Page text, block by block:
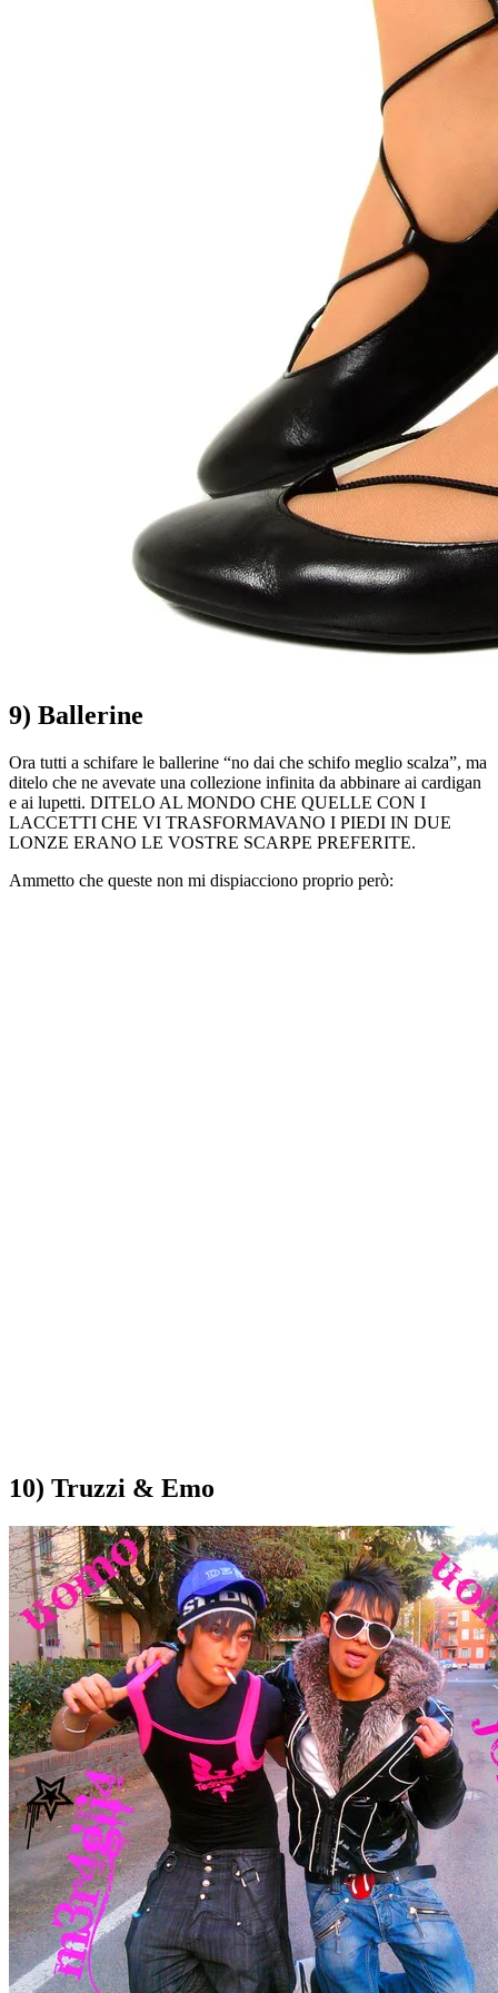
9) Ballerine
Ora tutti a schifare le ballerine “no dai che schifo meglio scalza”, ma
ditelo che ne avevate una collezione infinita da abbinare ai cardigan
e ai lupetti. DITELO AL MONDO CHE QUELLE CON I
LACCETTI CHE VI TRASFORMAVANO I PIEDI IN DUE
LONZE ERANO LE VOSTRE SCARPE PREFERITE.
Ammetto che queste non mi dispiacciono proprio però:
10) Truzzi & Emo